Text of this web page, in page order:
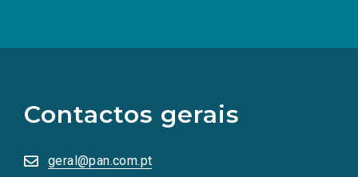
Contactos gerais
geral@pan.com.pt
redes
sociais
numa
nova